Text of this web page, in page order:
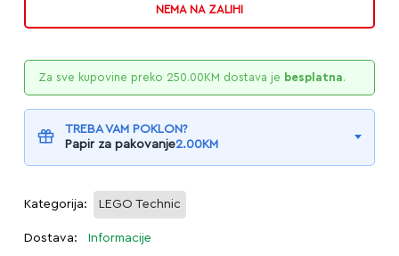
NEMA NA ZALIHI
Za sve kupovine preko 250.00KM dostava je besplatna.
TREBA VAM POKLON?
Papir za pakovanje2.00KM
Kategorija: LEGO Technic
Dostava: Informacije